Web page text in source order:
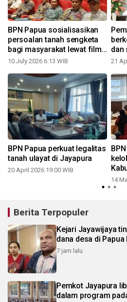
BPN Papua sosialisasikan
persoalan tanah sengketa
bagi masyarakat lewat film
"Tanah Sengketa"
10 July 2026 6:13 WIB
dan
21
BPN Papua perkuat legalitas
tanah ulayat di Jayapura
20 April 2026 19:00 WIB
14
Berita Terpopuler
Kejari Jayawijaya
dana desa di
7 jam lalu
Pemkot Jayapura
dalam program